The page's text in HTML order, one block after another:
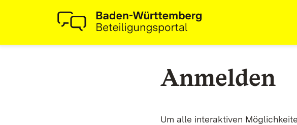
Anmelden
Um alle interaktiven